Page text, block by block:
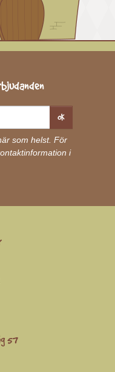
OK
som helst. För
i
57